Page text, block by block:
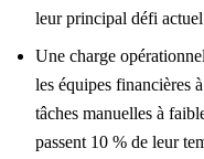
leur principal défi
Une charge
les équipes financières
tâches manuelles à
passent 10 % de leur